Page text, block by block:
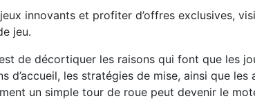
innovants et profiter d’offres exclusives,
jeu.
de décortiquer les raisons qui font que les
d’accueil, les stratégies de mise, ainsi que
un simple tour de roue peut devenir le